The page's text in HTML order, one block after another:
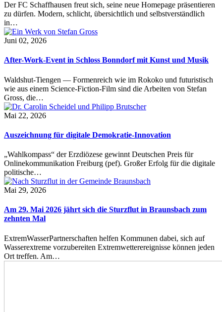
Der FC Schaffhausen freut sich, seine neue Homepage präsentieren
zu dürfen. Modern, schlicht, übersichtlich und selbstverständlich
in…
Juni 02, 2026
After-Work-Event in Schloss Bonndorf mit Kunst und Musik
Waldshut-Tiengen — Formenreich wie im Rokoko und futuristisch
wie aus einem Science-Fiction-Film sind die Arbeiten von Stefan
Gross, die…
Mai 22, 2026
Auszeichnung für digitale Demokratie-Innovation
„Wahlkompass“ der Erzdiözese gewinnt Deutschen Preis für
Onlinekommunikation Freiburg (pef). Großer Erfolg für die digitale
politische…
Mai 29, 2026
Am 29. Mai 2026 jährt sich die Sturzflut in Braunsbach zum
zehnten Mal
ExtremWasserPartnerschaften helfen Kommunen dabei, sich auf
Wasserextreme vorzubereiten Extremwetterereignisse können jeden
Ort treffen. Am…